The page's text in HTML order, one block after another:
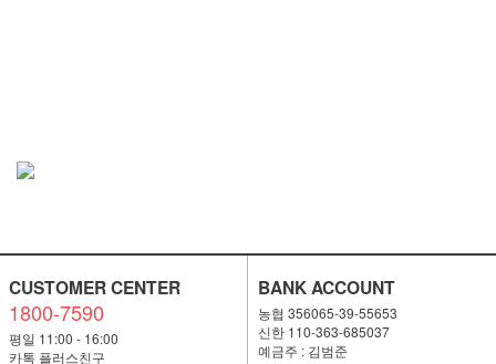
CUSTOMER CENTER
1800-7590
평일 11:00 - 16:00
카톡 플러스친구
BANK ACCOUNT
농협 356065-39-55653
신한 110-363-685037
예금주 : 김범준